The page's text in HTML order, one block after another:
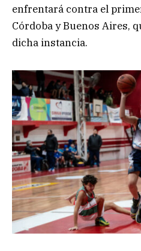
enfrentará contra el
Córdoba y Buenos Aires,
dicha instancia.